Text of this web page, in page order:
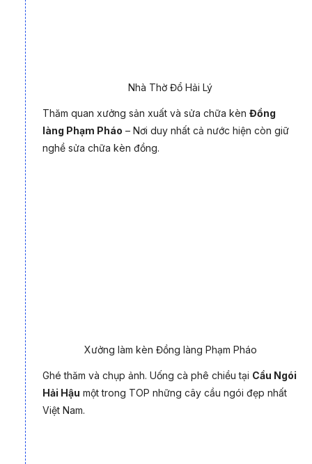
Nhà Thờ Đổ Hải Lý
Thăm quan xưởng sản xuất và sửa chữa kèn Đồng
làng Phạm Pháo – Nơi duy nhất cả nước hiện còn giữ
nghề sửa chữa kèn đồng.
Xưởng làm kèn Đồng làng Phạm Pháo
Ghé thăm và chụp ảnh. Uống cà phê chiều tại Cầu Ngói
Hải Hậu một trong TOP những cây cầu ngói đẹp nhất
Việt Nam.